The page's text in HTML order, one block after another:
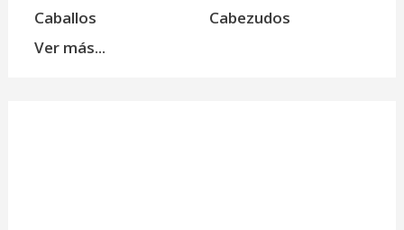
Caballos
Cabezudos
Ver más...